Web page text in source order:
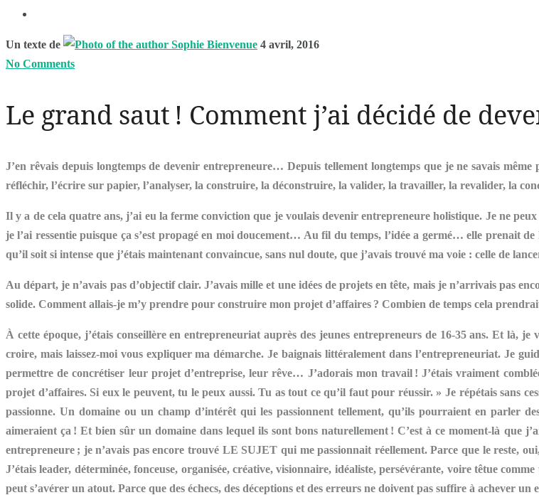
Un texte de Sophie Bienvenue 4 avril, 2016
No Comments
Le grand saut ! Comment j’ai décidé de
J’en rêvais depuis longtemps de devenir entrepreneure… Depuis tellement longtemps que je ne savais
réfléchir, l’écrire sur papier, l’analyser, la construire, la déconstruire, la valider, la travailler, la revalider, la
Il y a de cela quatre ans, j’ai eu la ferme conviction que je voulais devenir entrepreneure holistique. Je ne
je l’ai ressentie puisque ça s’est propagé en moi doucement… Au fil du temps, l’idée a germé… elle prenait
qu’il soit si intense que j’étais maintenant convaincue, sans nul doute, que j’avais trouvé ma voie : celle de
Au départ, je n’avais pas d’objectif clair. J’avais mille et une idées de projets en tête, mais je n’arrivais pas
solide. Comment allais-je m’y prendre pour construire mon projet d’affaires ? Combien de temps cela
À cette époque, j’étais conseillère en entrepreneuriat auprès des jeunes entrepreneurs de 16-35 ans. Et là,
croire, mais laissez-moi vous expliquer ma démarche. Je baignais littéralement dans l’entrepreneuriat. Je
permettre de concrétiser leur projet d’entreprise, leur rêve… J’adorais mon travail ! J’étais vraiment
projet d’affaires. Si eux le peuvent, tu le peux aussi. Tu as tout ce qu’il faut pour réussir. » Je répétais sans
passionne. Un domaine ou un champ d’intérêt qui les passionnent tellement, qu’ils pourraient en parler
aimeraient ça ! Et bien sûr un domaine dans lequel ils sont bons naturellement ! C’est à ce moment-là que
entrepreneure ; je n’avais pas encore trouvé LE SUJET qui me passionnait réellement. Parce que le reste,
J’étais leader, déterminée, fonceuse, organisée, créative, visionnaire, idéaliste, persévérante, voire têtue
peut s’avérer un atout. Parce que des échecs, des déceptions et des erreurs ne doivent pas suffire à achever un